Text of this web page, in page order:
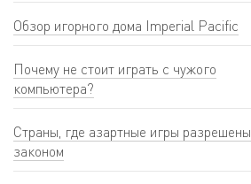
Обзор игорного дома Imperial Pacific
Почему не стоит играть с чужого
компьютера?
Страны, где азартные игры разрешены
законом